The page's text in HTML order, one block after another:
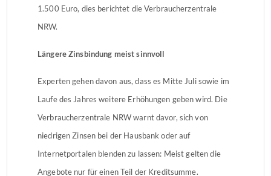
1.500 Euro, dies berichtet die Verbraucherzentrale
NRW.
Längere Zinsbindung meist sinnvoll
Experten gehen davon aus, dass es Mitte Juli sowie im
Laufe des Jahres weitere Erhöhungen geben wird. Die
Verbraucherzentrale NRW warnt davor, sich von
niedrigen Zinsen bei der Hausbank oder auf
Internetportalen blenden zu lassen: Meist gelten die
Angebote nur für einen Teil der Kreditsumme.